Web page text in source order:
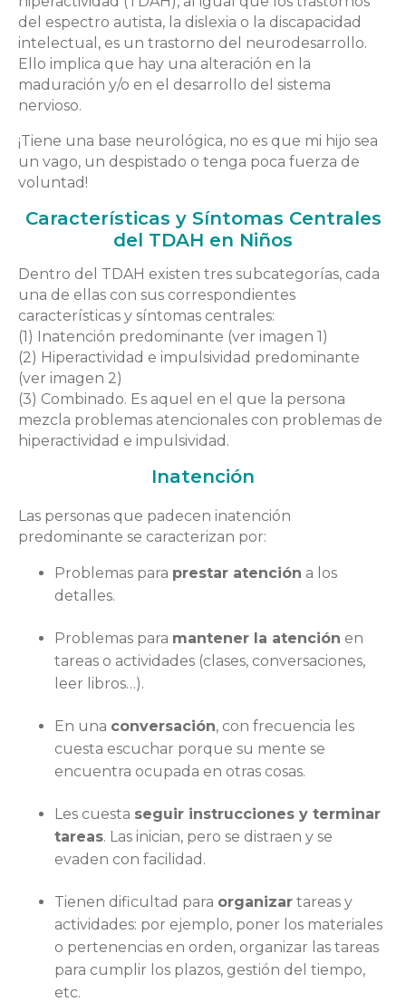
del espectro autista, la dislexia o la discapacidad
intelectual, es un trastorno del neurodesarrollo.
Ello implica que hay una alteración en la
maduración y/o en el desarrollo del sistema
nervioso.
¡Tiene una base neurológica, no es que mi hijo sea
un vago, un despistado o tenga poca fuerza de
voluntad!
Características y Síntomas Centrales
del TDAH en Niños
Dentro del TDAH existen tres subcategorías, cada
una de ellas con sus correspondientes
características y síntomas centrales:
(1) Inatención predominante (ver imagen 1)
(2) Hiperactividad e impulsividad predominante
(ver imagen 2)
(3) Combinado. Es aquel en el que la persona
mezcla problemas atencionales con problemas de
hiperactividad e impulsividad.
Inatención
Las personas que padecen inatención
predominante se caracterizan por:
Problemas para prestar atención a los
detalles.
Problemas para mantener la atención en
tareas o actividades (clases, conversaciones,
leer libros…).
En una conversación, con frecuencia les
cuesta escuchar porque su mente se
encuentra ocupada en otras cosas.
Les cuesta seguir instrucciones y terminar
tareas. Las inician, pero se distraen y se
evaden con facilidad.
Tienen dificultad para organizar tareas y
actividades: por ejemplo, poner los materiales
o pertenencias en orden, organizar las tareas
para cumplir los plazos, gestión del tiempo,
etc.